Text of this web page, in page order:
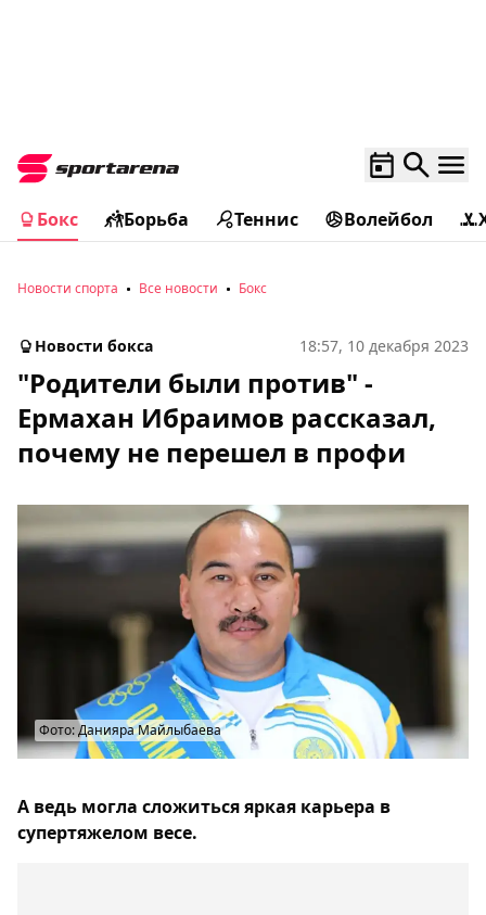
Бокс Борьба Теннис Волейбол
Новости спорта Все новости Бокс
Новости бокса 18:57, 10 декабря 2023
"Родители были против" -
Ермахан Ибраимов рассказал,
почему не перешел в профи
Фото: Данияра Майлыбаева
А ведь могла сложиться яркая карьера в
супертяжелом весе.